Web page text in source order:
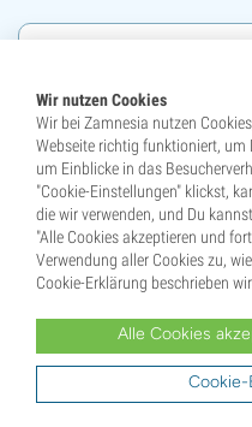
Diese Website ist durch reCAPTCHA
sowie dieNutzungsbedingungenvon
Dank euch
Wir nutzen Cookies
Wir bei Zamnesia nutzen
Webseite richtig funktioniert, um
um Einblicke in das
"Cookie-Einstellungen" klickst,
die wir verwenden, und Du
"Alle Cookies akzeptieren und
Verwendung aller Cookies zu,
Cookie-Erklärung beschrieben
Alle Cookies
Cookie-